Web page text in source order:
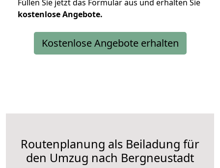
Füllen Sie jetzt das Formular aus und erhalten Sie
kostenloseAngebote.
Kostenlose Angebote erhalten
Routenplanung als Beiladung für
den Umzug nach Bergneustadt